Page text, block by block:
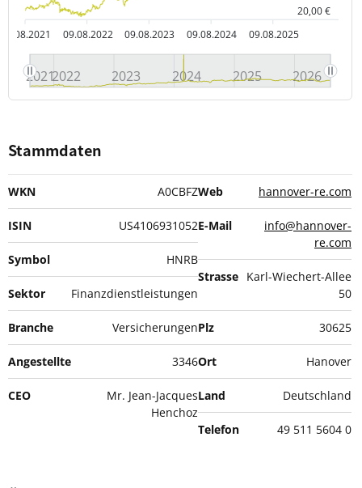
09.08.2021 09.08.2022 09.08.2023 09.08.2024 09.08.2025
20,00 €
20212022 2023 2024 2025 2026
Stammdaten
WKN A0CBFZ
ISIN US4106931052
Symbol HNRB
Sektor Finanzdienstleistungen
Branche Versicherungen
Angestellte 3346
CEO
Mr. Jean-Jacques
Henchoz
Web hannover-re.com
E-Mail
info@hannover-
re.com
Strasse Karl-Wiechert-Allee
50
Plz 30625
Ort Hanover
Land Deutschland
Telefon 49 511 5604 0